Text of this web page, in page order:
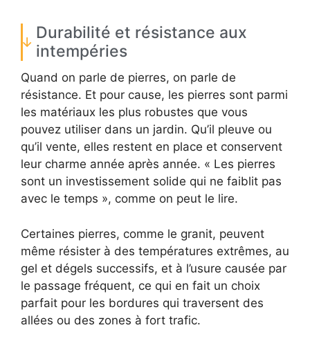
Durabilité et résistance aux
intempéries
Quand on parle de pierres, on parle de
résistance. Et pour cause, les pierres sont parmi
les matériaux les plus robustes que vous
pouvez utiliser dans un jardin. Qu’il pleuve ou
qu’il vente, elles restent en place et conservent
leur charme année après année. « Les pierres
sont un investissement solide qui ne faiblit pas
avec le temps », comme on peut le lire.
Certaines pierres, comme le granit, peuvent
même résister à des températures extrêmes, au
gel et dégels successifs, et à l’usure causée par
le passage fréquent, ce qui en fait un choix
parfait pour les bordures qui traversent des
allées ou des zones à fort trafic.